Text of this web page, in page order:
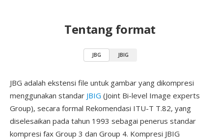
Tentang format
JBG JBIG
JBG adalah ekstensi file untuk gambar yang dikompresi
menggunakan standar JBIG (Joint Bi-level Image experts
Group), secara formal Rekomendasi ITU-T T.82, yang
diselesaikan pada tahun 1993 sebagai penerus standar
kompresi fax Group 3 dan Group 4. Kompresi JBIG